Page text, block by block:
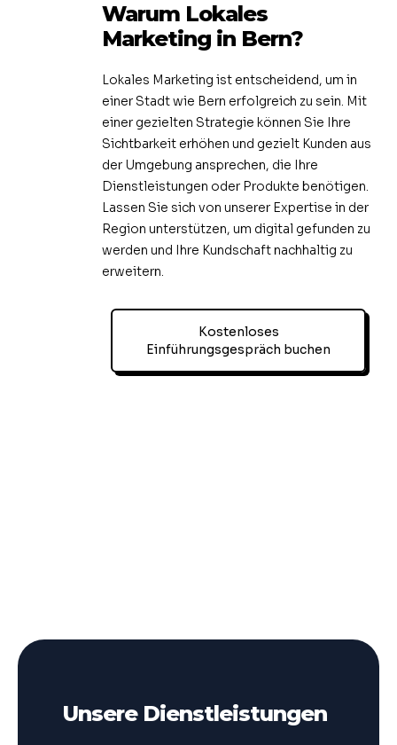
Warum Lokales
Marketing in Bern?
Lokales Marketing ist entscheidend, um in
einer Stadt wie Bern erfolgreich zu sein. Mit
einer gezielten Strategie können Sie Ihre
Sichtbarkeit erhöhen und gezielt Kunden aus
der Umgebung ansprechen, die Ihre
Dienstleistungen oder Produkte benötigen.
Lassen Sie sich von unserer Expertise in der
Region unterstützen, um digital gefunden zu
werden und Ihre Kundschaft nachhaltig zu
erweitern.
Kostenloses
Einführungsgespräch buchen
Unsere Dienstleistungen